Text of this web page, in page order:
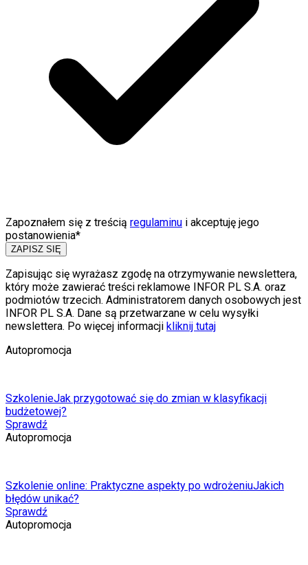
Zapoznałem się z treścią regulaminu i akceptuję jego
postanowienia*
ZAPISZ SIĘ
Zapisując się wyrażasz zgodę na otrzymywanie newslettera,
który może zawierać treści reklamowe INFOR PL S.A. oraz
podmiotów trzecich. Administratorem danych osobowych jest
INFOR PL S.A. Dane są przetwarzane w celu wysyłki
newslettera. Po więcej informacji kliknij tutaj
Autopromocja
SzkolenieJak przygotować się do zmian w klasyfikacji
budżetowej?
Sprawdź
Autopromocja
Szkolenie online: Praktyczne aspekty po wdrożeniuJakich
błędów unikać?
Sprawdź
Autopromocja